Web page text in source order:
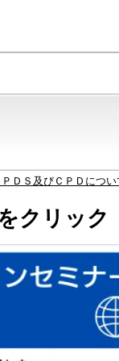
ＰＤＳ及びＣＰＤにつ
クリック